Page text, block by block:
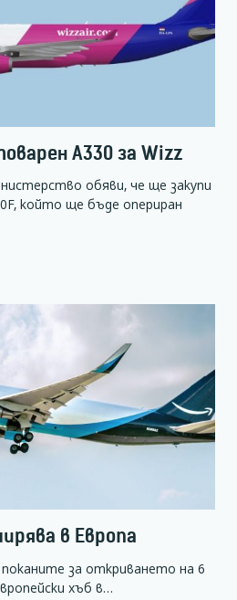
А330 за Wizz
обяви, че ще закупи
който ще бъде опериран
в Европа
за откриването на 6
хъб в…